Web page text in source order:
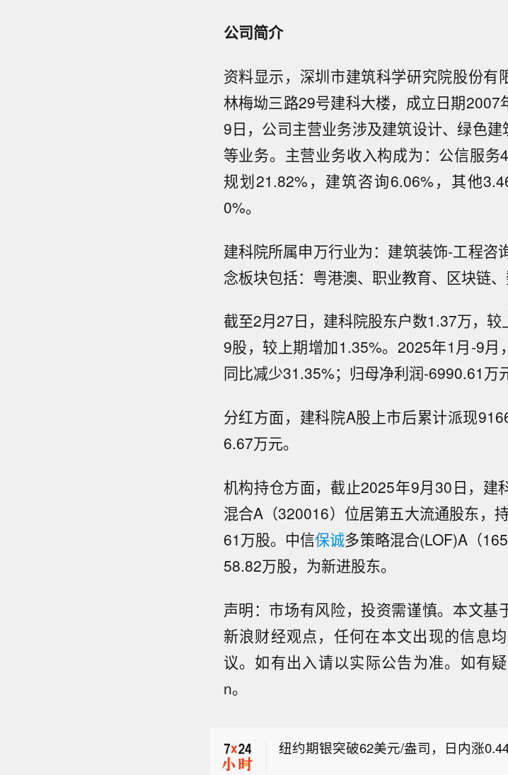
公司简介
资料显示，深圳市建筑科学研究院股份有
林梅坳三路29号建科大楼，成立日期
9日，公司主营业务涉及建筑设计、绿色
等业务。主营业务收入构成为：公信服
规划21.82%，建筑咨询6.06%，其他
0%。
建科院所属申万行业为：建筑装饰-工程
念板块包括：粤港澳、职业教育、区块链、
截至2月27日，建科院股东户数1.37万，
9股，较上期增加1.35%。2025年1月-9月
同比减少31.35%；归母净利润-6990.61万
分红方面，建科院A股上市后累计派现
6.67万元。
机构持仓方面，截止2025年9月30日，建
混合A（320016）位居第五大流通股东，
61万股。中信保诚多策略混合(LOF)A（
58.82万股，为新进股东。
声明：市场有风险，投资需谨慎。本文基
新浪财经观点，任何在本文出现的信息
议。如有出入请以实际公告为准。如有
n。
纽约期银突破62美元/盎司，日内涨
现货黄金突破4240美元/盎司，日内跌
口多晶硅及其衍生产品采取最低进口
纽约期银突破62美元/盎司，日内涨